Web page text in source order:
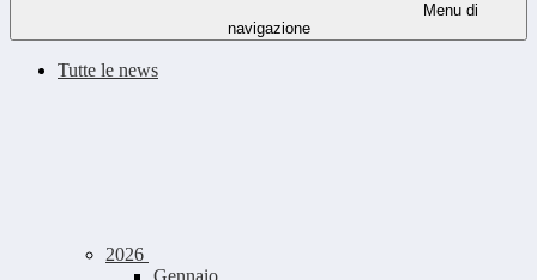
Menu di
navigazione
Tutte le news
2026